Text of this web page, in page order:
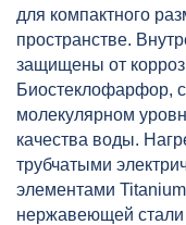
для компактного
пространстве.
защищены от
Биостеклофарфор,
молекулярном
качества воды.
трубчатыми
элементами
нержавеющей стали